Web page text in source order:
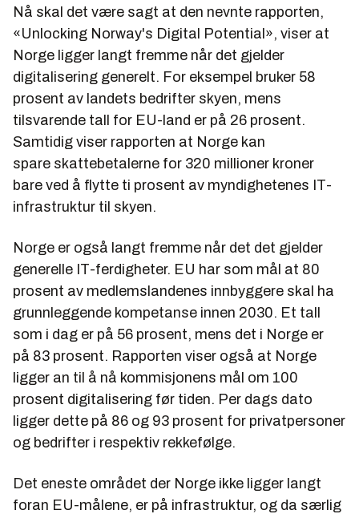
Nå skal det være sagt at den nevnte rapporten,
«Unlocking Norway's Digital Potential», viser at
Norge ligger langt fremme når det gjelder
digitalisering generelt. For eksempel bruker 58
prosent av landets bedrifter skyen, mens
tilsvarende tall for EU-land er på 26 prosent.
Samtidig viser rapporten at Norge kan
spare skattebetalerne for 320 millioner kroner
bare ved å flytte ti prosent av myndighetenes IT-
infrastruktur til skyen.
Norge er også langt fremme når det det gjelder
generelle IT-ferdigheter. EU har som mål at 80
prosent av medlemslandenes innbyggere skal ha
grunnleggende kompetanse innen 2030. Et tall
som i dag er på 56 prosent, mens det i Norge er
på 83 prosent. Rapporten viser også at Norge
ligger an til å nå kommisjonens mål om 100
prosent digitalisering før tiden. Per dags dato
ligger dette på 86 og 93 prosent for privatpersoner
og bedrifter i respektiv rekkefølge.
Det eneste området der Norge ikke ligger langt
foran EU-målene, er på infrastruktur, og da særlig